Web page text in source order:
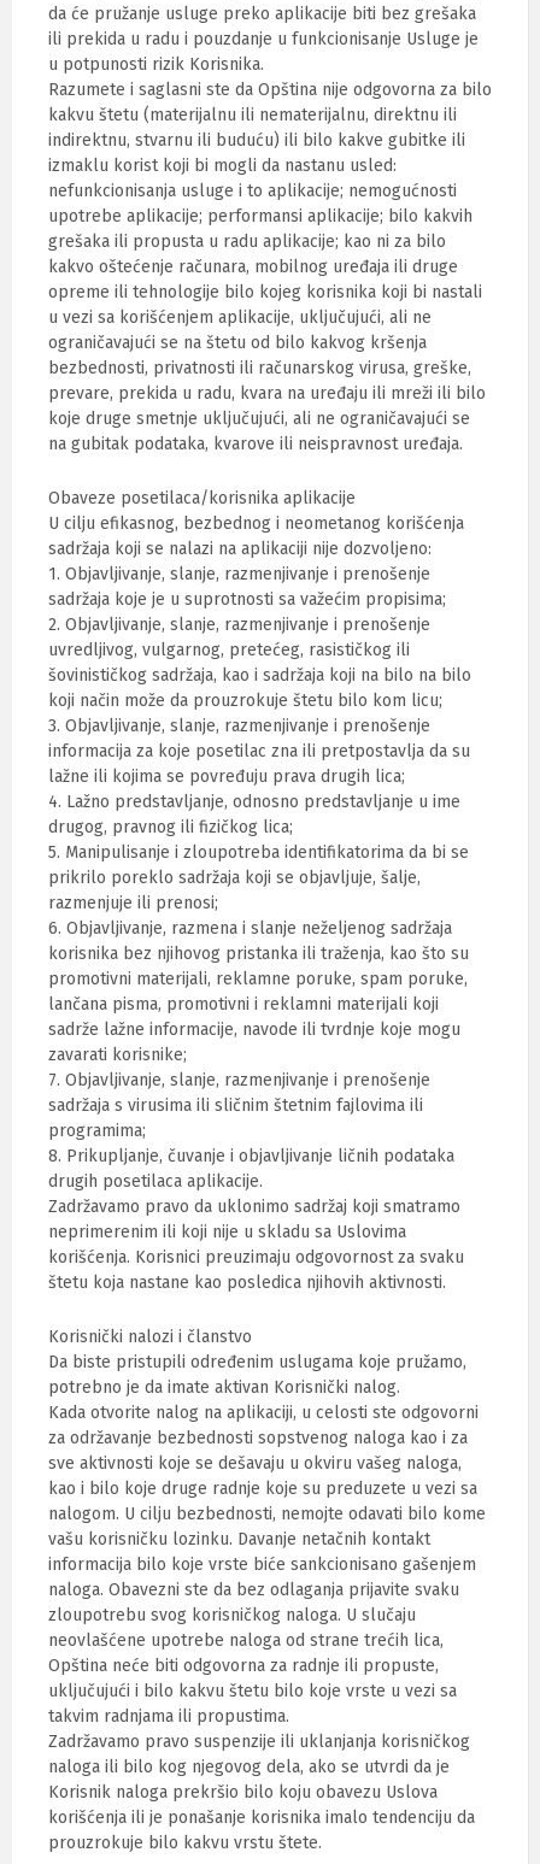
da će pružanje usluge preko aplikacije biti bez grešaka
ili prekida u radu i pouzdanje u funkcionisanje Usluge je
u potpunosti rizik Korisnika.
Razumete i saglasni ste da Opština nije odgovorna za bilo
kakvu štetu (materijalnu ili nematerijalnu, direktnu ili
indirektnu, stvarnu ili buduću) ili bilo kakve gubitke ili
izmaklu korist koji bi mogli da nastanu usled:
nefunkcionisanja usluge i to aplikacije; nemogućnosti
upotrebe aplikacije; performansi aplikacije; bilo kakvih
grešaka ili propusta u radu aplikacije; kao ni za bilo
kakvo oštećenje računara, mobilnog uređaja ili druge
opreme ili tehnologije bilo kojeg korisnika koji bi nastali
u vezi sa korišćenjem aplikacije, uključujući, ali ne
ograničavajući se na štetu od bilo kakvog kršenja
bezbednosti, privatnosti ili računarskog virusa, greške,
prevare, prekida u radu, kvara na uređaju ili mreži ili bilo
koje druge smetnje uključujući, ali ne ograničavajući se
na gubitak podataka, kvarove ili neispravnost uređaja.
Obaveze posetilaca/korisnika aplikacije
U cilju efikasnog, bezbednog i neometanog korišćenja
sadržaja koji se nalazi na aplikaciji nije dozvoljeno:
1. Objavljivanje, slanje, razmenjivanje i prenošenje
sadržaja koje je u suprotnosti sa važećim propisima;
2. Objavljivanje, slanje, razmenjivanje i prenošenje
uvredljivog, vulgarnog, pretećeg, rasističkog ili
šovinističkog sadržaja, kao i sadržaja koji na bilo na bilo
koji način može da prouzrokuje štetu bilo kom licu;
3. Objavljivanje, slanje, razmenjivanje i prenošenje
informacija za koje posetilac zna ili pretpostavlja da su
lažne ili kojima se povređuju prava drugih lica;
4. Lažno predstavljanje, odnosno predstavljanje u ime
drugog, pravnog ili fizičkog lica;
5. Manipulisanje i zloupotreba identifikatorima da bi se
prikrilo poreklo sadržaja koji se objavljuje, šalje,
razmenjuje ili prenosi;
6. Objavljivanje, razmena i slanje neželjenog sadržaja
korisnika bez njihovog pristanka ili traženja, kao što su
promotivni materijali, reklamne poruke, spam poruke,
lančana pisma, promotivni i reklamni materijali koji
sadrže lažne informacije, navode ili tvrdnje koje mogu
zavarati korisnike;
7. Objavljivanje, slanje, razmenjivanje i prenošenje
sadržaja s virusima ili sličnim štetnim fajlovima ili
programima;
8. Prikupljanje, čuvanje i objavljivanje ličnih podataka
drugih posetilaca aplikacije.
Zadržavamo pravo da uklonimo sadržaj koji smatramo
neprimerenim ili koji nije u skladu sa Uslovima
korišćenja. Korisnici preuzimaju odgovornost za svaku
štetu koja nastane kao posledica njihovih aktivnosti.
Korisnički nalozi i članstvo
Da biste pristupili određenim uslugama koje pružamo,
potrebno je da imate aktivan Korisnički nalog.
Kada otvorite nalog na aplikaciji, u celosti ste odgovorni
za održavanje bezbednosti sopstvenog naloga kao i za
sve aktivnosti koje se dešavaju u okviru vašeg naloga,
kao i bilo koje druge radnje koje su preduzete u vezi sa
nalogom. U cilju bezbednosti, nemojte odavati bilo kome
vašu korisničku lozinku. Davanje netačnih kontakt
informacija bilo koje vrste biće sankcionisano gašenjem
naloga. Obavezni ste da bez odlaganja prijavite svaku
zloupotrebu svog korisničkog naloga. U slučaju
neovlašćene upotrebe naloga od strane trećih lica,
Opština neće biti odgovorna za radnje ili propuste,
uključujući i bilo kakvu štetu bilo koje vrste u vezi sa
takvim radnjama ili propustima.
Zadržavamo pravo suspenzije ili uklanjanja korisničkog
naloga ili bilo kog njegovog dela, ako se utvrdi da je
Korisnik naloga prekršio bilo koju obavezu Uslova
korišćenja ili je ponašanje korisnika imalo tendenciju da
prouzrokuje bilo kakvu vrstu štete.